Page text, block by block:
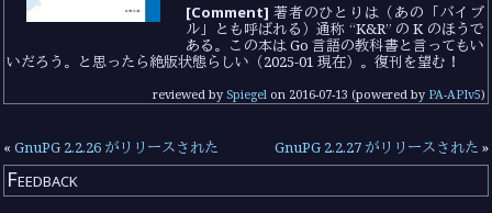
[Comment] 著者のひとりは（あの「バイブ
ル」とも呼ばれる）通称 “K&R” の K のほうで
ある。この本は Go 言語の教科書と言ってもい
いだろう。と思ったら絶版状態らしい（2025-01 現在）。復刊を望む！
reviewed by Spiegel on 2016-07-13 (powered by PA-APIv5)
«GnuPG 2.2.26 がリリースされた GnuPG 2.2.27 がリリースされた »
Feedback